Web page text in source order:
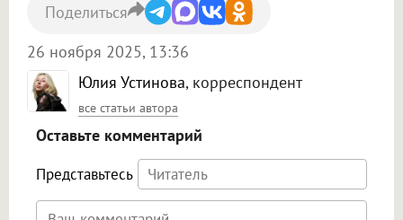
Юлия Устинова, корреспондент
все статьи автора
26 ноября 2025, 13:36
Поделиться
Оставьте комментарий
Представьтесь